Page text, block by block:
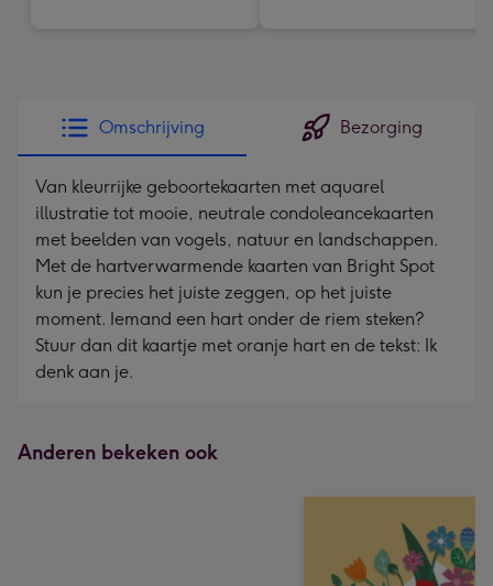
Omschrijving Bezorging
Van kleurrijke geboortekaarten met aquarel
illustratie tot mooie, neutrale condoleancekaarten
met beelden van vogels, natuur en landschappen.
Met de hartverwarmende kaarten van Bright Spot
kun je precies het juiste zeggen, op het juiste
moment. Iemand een hart onder de riem steken?
Stuur dan dit kaartje met oranje hart en de tekst: Ik
denk aan je.
Anderen bekeken ook